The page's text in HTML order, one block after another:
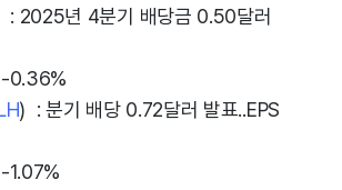
: 2025년 4분기 배당금 0.50달러
-0.36%
) : 분기 배당 0.72달러 발표..EPS
1.07%